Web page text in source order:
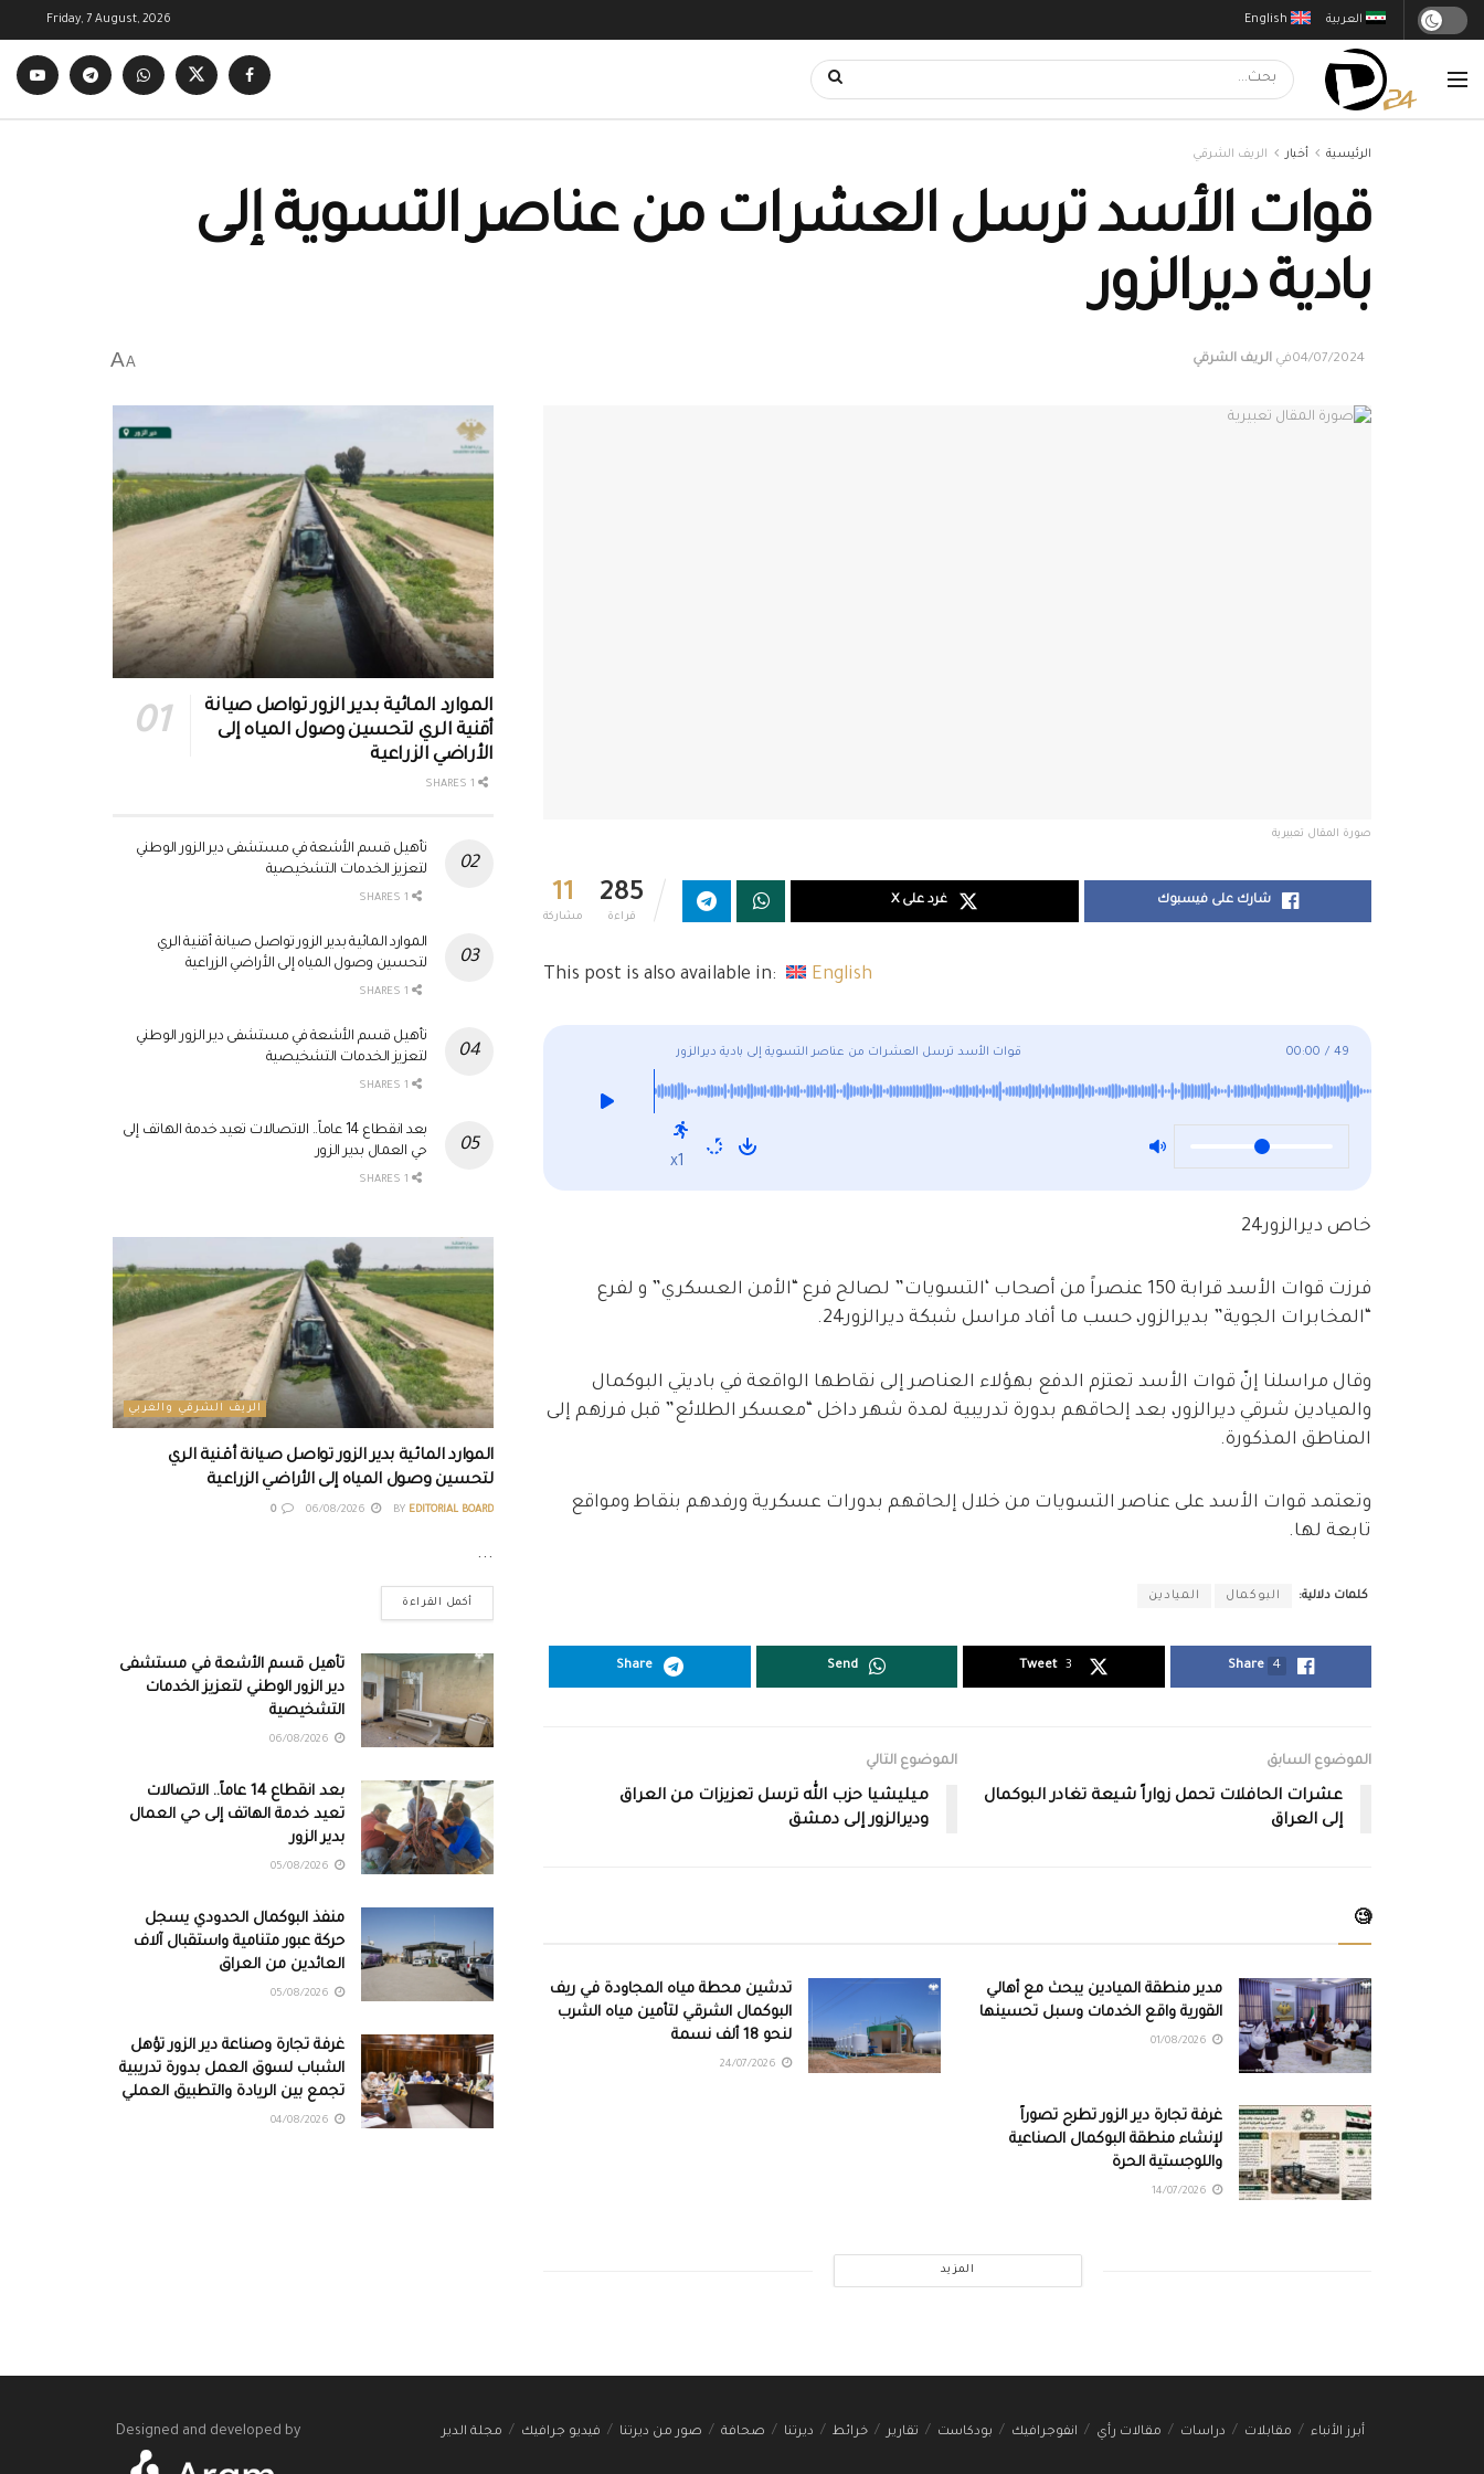
English العربية Friday, 7 August, 2026
الرئيسية أخبار الريف الشرقي
قوات الأسد ترسل العشرات من عناصر التسوية إلى
بادية ديرالزور
04/07/2024في الريف الشرقي A
A
صورة المقال تعبيرية
11
مشاركة
285
قراءة
شارك على فيسبوك غرد على X
This post is also available in: English
قوات الأسد ترسل العشرات من عناصر التسوية إلى بادية ديرالزور 00:00 / 49
x1
خاص ديرالزور24
فرزت قوات الأسد قرابة 150 عنصراً من أصحاب ‘التسويات” لصالح فرع “الأمن العسكري” و لفرع
“المخابرات الجوية” بديرالزور، حسب ما أفاد مراسل شبكة ديرالزور24.
وقال مراسلنا إنّ قوات الأسد تعتزم الدفع بهؤلاء العناصر إلى نقاطها الواقعة في باديتي البوكمال
والميادين شرقي ديرالزور، بعد إلحاقهم بدورة تدريبية لمدة شهر داخل “معسكر الطلائع” قبل فرزهم إلى
المناطق المذكورة.
وتعتمد قوات الأسد على عناصر التسويات من خلال إلحاقهم بدورات عسكرية ورفدهم بنقاط ومواقع
تابعة لها.
كلمات دلالية: البوكمال الميادين
Share 4
Tweet 3
Send
Share
الموضوع السابق
عشرات الحافلات تحمل زواراً شيعة تغادر البوكمال
إلى العراق
الموضوع التالي
ميليشيا حزب الله ترسل تعزيزات من العراق
وديرالزور إلى دمشق
🧐
مدير منطقة الميادين يبحث مع أهالي
القورية واقع الخدمات وسبل تحسينها
تدشين محطة مياه المجاودة في ريف
البوكمال الشرقي لتأمين مياه الشرب
لنحو 18 ألف نسمة
غرفة تجارة دير الزور تطرح تصوراً
لإنشاء منطقة البوكمال الصناعية
واللوجستية الحرة
المزيد
الموارد المائية بدير الزور تواصل صيانة
أقنية الري لتحسين وصول المياه إلى
الأراضي الزراعية
تأهيل قسم الأشعة في مستشفى دير الزور الوطني
لتعزيز الخدمات التشخيصية
الموارد المائية بدير الزور تواصل صيانة أقنية الري
لتحسين وصول المياه إلى الأراضي الزراعية
تأهيل قسم الأشعة في مستشفى دير الزور الوطني
لتعزيز الخدمات التشخيصية
بعد انقطاع 14 عاماً.. الاتصالات تعيد خدمة الهاتف إلى
حي العمال بدير الزور
الريف الشرقي والغربي
الموارد المائية بدير الزور تواصل صيانة أقنية الري
لتحسين وصول المياه إلى الأراضي الزراعية
BY EDITORIAL BOARD
0
...
أكمل القراءة
تأهيل قسم الأشعة في مستشفى
دير الزور الوطني لتعزيز الخدمات
التشخيصية
بعد انقطاع 14 عاماً.. الاتصالات
تعيد خدمة الهاتف إلى حي العمال
بدير الزور
منفذ البوكمال الحدودي يسجل
حركة عبور متنامية واستقبال آلاف
العائدين من العراق
غرفة تجارة وصناعة دير الزور تؤهل
الشباب لسوق العمل بدورة تدريبية
تجمع بين الريادة والتطبيق العملي
أبرز الأنباء مقابلات دراسات مقالات رأي انفوجرافيك بودكاست تقارير خرائط ديرتنا صحافة صور من ديرتنا فيديو جرافيك مجلة الدير Designed and developed by